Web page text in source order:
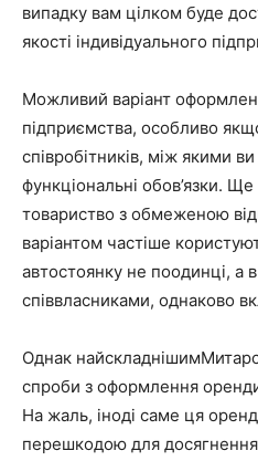
випадку вам цілком буде
якості індивідуального
Можливий варіант
підприємства, особливо
співробітників, між якими
функціональні обов’язки.
товариство з обмеженою
варіантом частіше
автостоянку не поодинці, а
співвласниками, однаково
Однак
спроби з оформлення
На жаль, іноді саме ця
перешкодою для